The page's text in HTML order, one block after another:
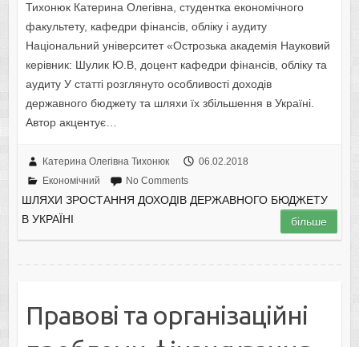
Тихонюк Катерина Олегівна, студентка економічного
факультету, кафедри фінансів, обліку і аудиту
Національний університет «Острозька академія Науковий
керівник: Шулик Ю.В, доцент кафедри фінансів, обліку та
аудиту У статті розглянуто особливості доходів
державного бюджету та шляхи їх збільшення в Україні.
Автор акцентує…
Катерина Олегівна Тихонюк
06.02.2018
Економічний
No Comments
ШЛЯХИ ЗРОСТАННЯ ДОХОДІВ ДЕРЖАВНОГО БЮДЖЕТУ
В УКРАЇНІ
більше
Правові та організаційні